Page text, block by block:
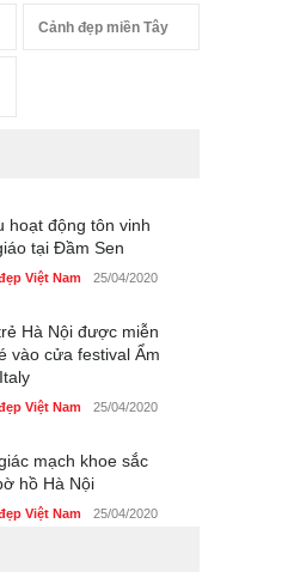
Cảnh đẹp miền Tây
hoạt động tôn vinh
tại Đầm Sen
Việt Nam 25/04/2020
Hà Nội được miễn
vào cửa festival Ẩm
Việt Nam 25/04/2020
mạch khoe sắc
hồ Hà Nội
Việt Nam 25/04/2020